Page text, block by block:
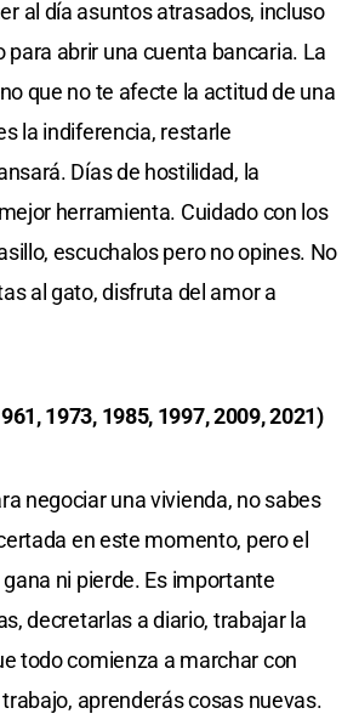
al día asuntos atrasados, incluso
abrir una cuenta bancaria. La
que no te afecte la actitud de una
la indiferencia, restarle
Días de hostilidad, la
herramienta. Cuidado con los
escuchalos pero no opines. No
al gato, disfruta del amor a
1973, 1985, 1997, 2009, 2021)
negociar una vivienda, no sabes
en este momento, pero el
ni pierde. Es importante
decretarlas a diario, trabajar la
todo comienza a marchar con
aprenderás cosas nuevas.